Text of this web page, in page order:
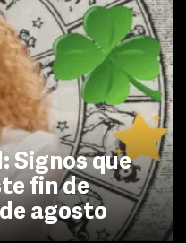
Signos que
fin de
agosto